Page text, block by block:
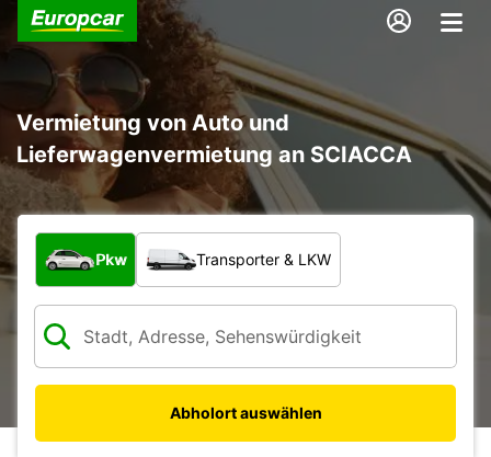
Vermietung von Auto und
Lieferwagenvermietung an SCIACCA
Welche Art von Fahrzeug?
Pkw Transporter & LKW
Abholort auswählen